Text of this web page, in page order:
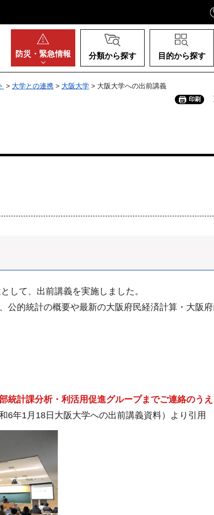
防災・ 緊急情報 分類から探す 目的から探す
> 大学との連携 > 大阪大学 > 大阪大学への出前講義
印刷
して、出前講義を実施しました。
公的統計の概要や最新の大阪府民経済計算・大阪
計課分析・利活用促進グループまでご連絡のうえ
6年1月18日大阪大学への出前講義資料）より引用